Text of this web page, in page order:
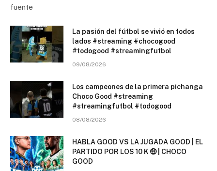
fuente
La pasión del fútbol se vivió en todos
lados #streaming #chocogood
#todogood #streamingfutbol
09/08/2026
Los campeones de la primera pichanga
Choco Good #streaming
#streamingfutbol #todogood
08/08/2026
HABLA GOOD VS LA JUGADA GOOD | EL
PARTIDO POR LOS 10 K 🤑 | CHOCO
GOOD